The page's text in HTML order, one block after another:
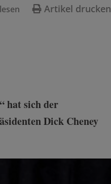
Artikel drucken
hat sich der
Dick Cheney